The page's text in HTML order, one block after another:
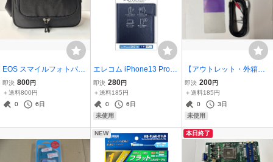
EOS スマイルフォトバッ
グ
即決 800円
＋送料800円
0
6日
エレコム iPhone13 Pro用
手帳ケース フラップ レザ
ー 軽量 Ultra Slim 薄型 マ
グネット ステッチ ネイビ
ー PM-A21CPLFU2NV
即決 280円
＋送料185円
0
6日
未使用
【アウトレット・外箱な
し】VSO オーディオケー
ブル 3m 3.5φステレオミ
ニ-モノラルミニ×2 3.53.5
STM-05-0300
即決 200円
＋送料185円
0
3日
未使用
NEW 本日終了